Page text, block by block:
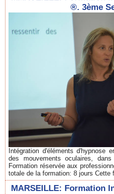
®. 3ème
Intégration d'éléments d'hypnose
des mouvements oculaires,
Formation réservée aux
totale de la formation: 8 jours Cette
MARSEILLE: Formation